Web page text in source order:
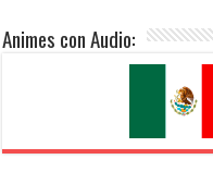
Animes con Audio: